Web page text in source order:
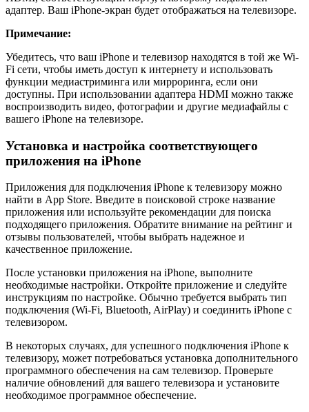
адаптер. Ваш iPhone-экран будет отображаться на телевизоре.
Примечание:
Убедитесь, что ваш iPhone и телевизор находятся в той же Wi-
Fi сети, чтобы иметь доступ к интернету и использовать
функции медиастриминга или мирроринга, если они
доступны. При использовании адаптера HDMI можно также
воспроизводить видео, фотографии и другие медиафайлы с
вашего iPhone на телевизоре.
Установка и настройка соответствующего
приложения на iPhone
Приложения для подключения iPhone к телевизору можно
найти в App Store. Введите в поисковой строке название
приложения или используйте рекомендации для поиска
подходящего приложения. Обратите внимание на рейтинг и
отзывы пользователей, чтобы выбрать надежное и
качественное приложение.
После установки приложения на iPhone, выполните
необходимые настройки. Откройте приложение и следуйте
инструкциям по настройке. Обычно требуется выбрать тип
подключения (Wi-Fi, Bluetooth, AirPlay) и соединить iPhone с
телевизором.
В некоторых случаях, для успешного подключения iPhone к
телевизору, может потребоваться установка дополнительного
программного обеспечения на сам телевизор. Проверьте
наличие обновлений для вашего телевизора и установите
необходимое программное обеспечение.